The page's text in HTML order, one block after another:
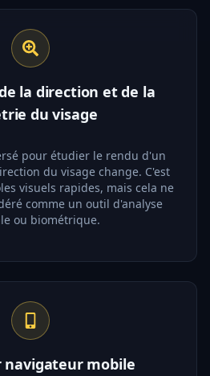
la direction et de la
du visage
pour étudier le rendu d'un
du visage change. C'est
visuels rapides, mais cela ne
comme un outil d'analyse
ou biométrique.
navigateur mobile